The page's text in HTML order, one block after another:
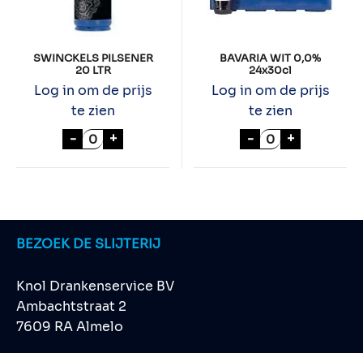
SWINCKELS PILSENER
20 LTR
Log in om de prijs
te zien
- SWINCKELS PILSENER 20 LTR aantal
+
BAVARIA WIT 0,0%
24x30cl
Log in om de prijs
te zien
- BAVARIA WIT
+
BEZOEK DE SLIJTERIJ
Knol Drankenservice BV
Ambachtstraat 2
7609 RA Almelo